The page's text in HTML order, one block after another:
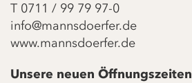
T 0711 / 99 79 97-0
info@mannsdoerfer.de
www.mannsdoerfer.de
Unsere neuen Öffnungszeiten